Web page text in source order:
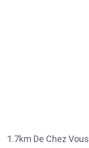
1.7km De Chez Vous